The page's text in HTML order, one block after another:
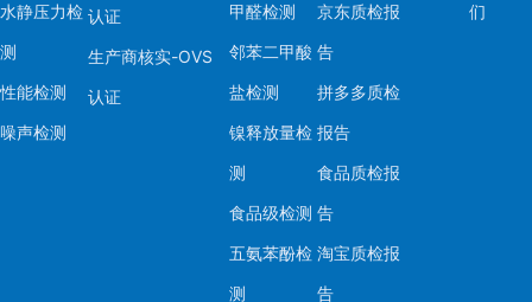
水静压力检
测
性能检测
噪声检测
认证
生产商核实-OVS
认证
甲醛检测
邻苯二甲酸
盐检测
镍释放量检
测
食品级检测
五氨苯酚检
测
京东质检报
告
拼多多质检
报告
食品质检报
告
淘宝质检报
告
们